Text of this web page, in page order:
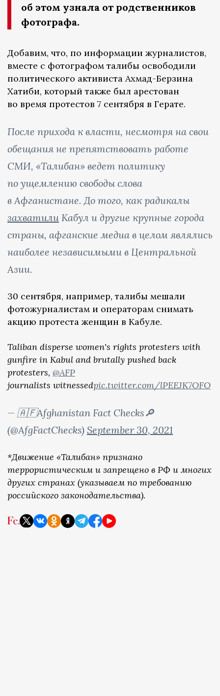
об этом узнала от родственников
фотографа.
Добавим, что, по информации журналистов,
вместе с фотографом талибы освободили
политического активиста Ахмад-Берзина
Хатиби, который также был арестован
во время протестов 7 сентября в Герате.
После прихода к власти, несмотря на свои
обещания не препятствовать работе
СМИ, «Талибан» ведет политику
по ущемлению свободы слова
в Афганистане. До того, как радикалы
захватили Кабул и другие крупные города
страны, афганские медиа в целом являлись
наиболее независимыми в Центральной
Азии.
30 сентября, например, талибы мешали
фотожурналистам и операторам снимать
акцию протеста женщин в Кабуле.
Taliban disperse women's rights protesters with
gunfire in Kabul and brutally pushed back
protesters, @AFP
journalists witnessedpic.twitter.com/lPEEJK7OFO
— 🇦🇫Afghanistan Fact Checks🔎
(@AfgFactChecks) September 30, 2021
*Движение «Талибан» признано
террористическим и запрещено в РФ и многих
других странах (указываем по требованию
российского законодательства).